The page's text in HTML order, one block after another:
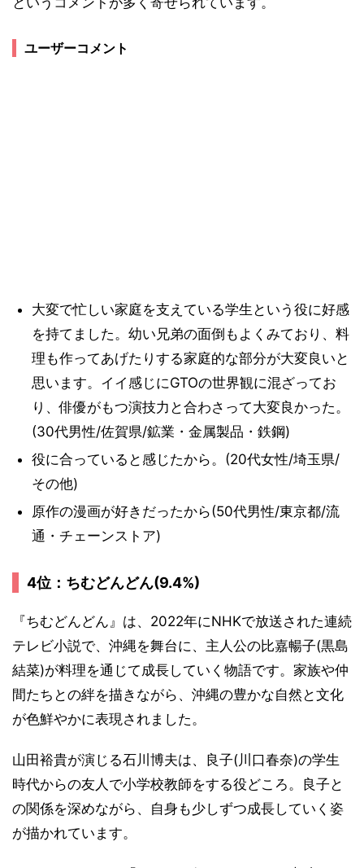
ユーザーコメント
大変で忙しい家庭を支えている学生という役に好感
を持てました。幼い兄弟の面倒もよくみており、料
理も作ってあげたりする家庭的な部分が大変良いと
思います。イイ感じにGTOの世界観に混ざってお
り、俳優がもつ演技力と合わさって大変良かった。
(30代男性/佐賀県/鉱業・金属製品・鉄鋼)
役に合っていると感じたから。(20代女性/埼玉県/
その他)
原作の漫画が好きだったから(50代男性/東京都/流
通・チェーンストア)
4位：ちむどんどん(9.4%)
『ちむどんどん』は、2022年にNHKで放送された連続
テレビ小説で、沖縄を舞台に、主人公の比嘉暢子(黒島
結菜)が料理を通じて成長していく物語です。家族や仲
間たちとの絆を描きながら、沖縄の豊かな自然と文化
が色鮮やかに表現されました。
山田裕貴が演じる石川博夫は、良子(川口春奈)の学生
時代からの友人で小学校教師をする役どころ。良子と
の関係を深めながら、自身も少しずつ成長していく姿
が描かれています。